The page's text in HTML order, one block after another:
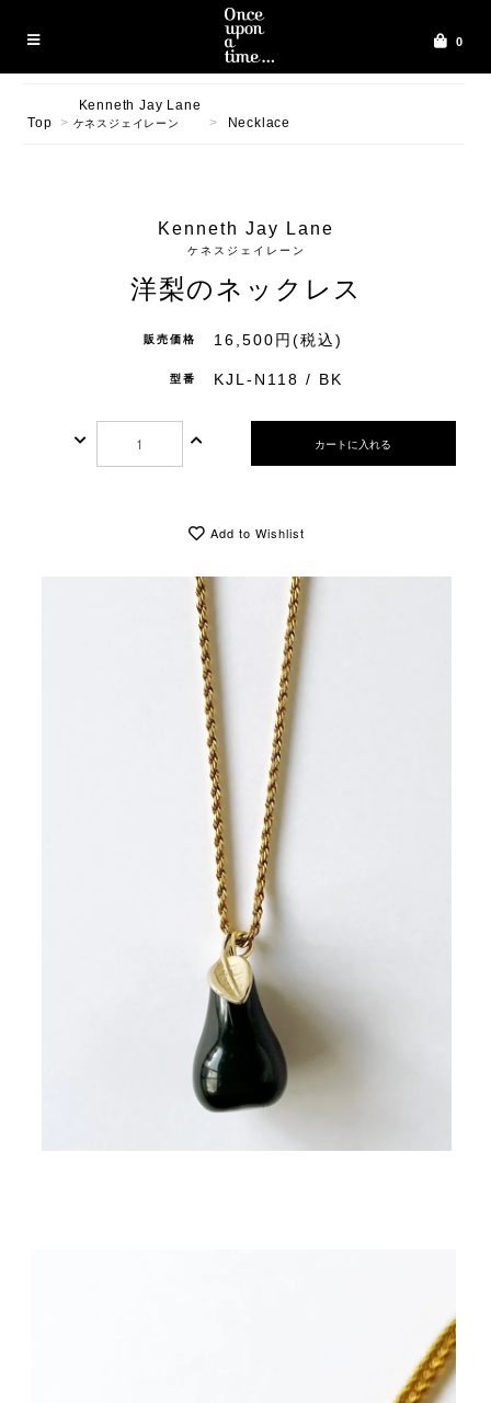
0
Top >
Kenneth Jay Lane
ケネスジェイレーン > Necklace
Kenneth Jay Lane
ケネスジェイレーン
洋梨のネックレス
販売価格 16,500円(税込)
型番 KJL-N118 / BK
カートに入れる
Add to Wishlist